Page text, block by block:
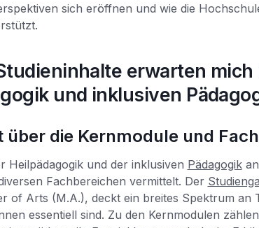
sich eröffnen und wie die
erwarten mich
und inklusiven
über die Kernmodule und
Heilpädagogik und der inklusiven Pädagogikan
Fachbereichen vermittelt. Der
of Arts (M.A.), deckt ein breites Spektrum an
essentiell sind. Zu den Kernmodulen